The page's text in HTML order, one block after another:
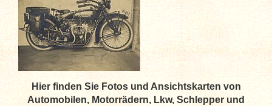
Hier finden Sie Fotos und Ansichtskarten von
Automobilen, Motorrädern, Lkw, Schlepper und